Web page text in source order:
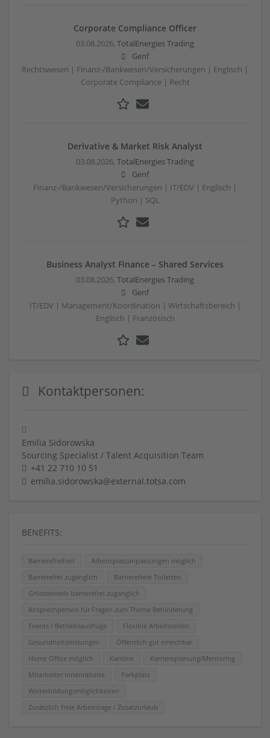
Corporate Compliance Officer
03.08.2026, TotalEnergies Trading
Genf
Rechtswesen | Finanz-/Bankwesen/Versicherungen | Englisch |
Corporate Compliance | Recht
Derivative & Market Risk Analyst
03.08.2026, TotalEnergies Trading
Genf
Finanz-/Bankwesen/Versicherungen | IT/EDV | Englisch |
Python | SQL
Business Analyst Finance – Shared Services
03.08.2026, TotalEnergies Trading
Genf
IT/EDV | Management/Koordination | Wirtschaftsbereich |
Englisch | Französisch
Kontaktpersonen:
Emilia Sidorowska
Sourcing Specialist / Talent Acquisition Team
+41 22 710 10 51
emilia.sidorowska@external.totsa.com
BENEFITS:
Barrierefreiheit
Arbeitsplatzanpassungen möglich
Barrierefrei zugänglich
Barrierefreie Toiletten
Grösstenteils barrierefrei zugänglich
Ansprechperson für Fragen zum Thema Behinderung
Events / Betriebsausflüge
Flexible Arbeitszeiten
Gesundheitsleistungen
Öffentlich gut erreichbar
Home Office möglich
Kantine
Karriereplanung/Mentoring
Mitarbeiter:innenrabatte
Parkplatz
Weiterbildungsmöglichkeiten
Zusätzlich freie Arbeitstage / Zusatzurlaub